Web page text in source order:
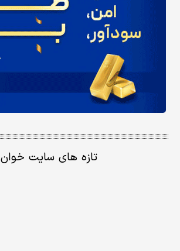
تازه های سایت خوان